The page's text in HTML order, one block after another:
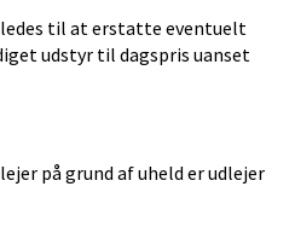
til at erstatte eventuelt
udstyr til dagspris uanset
på grund af uheld er udlejer